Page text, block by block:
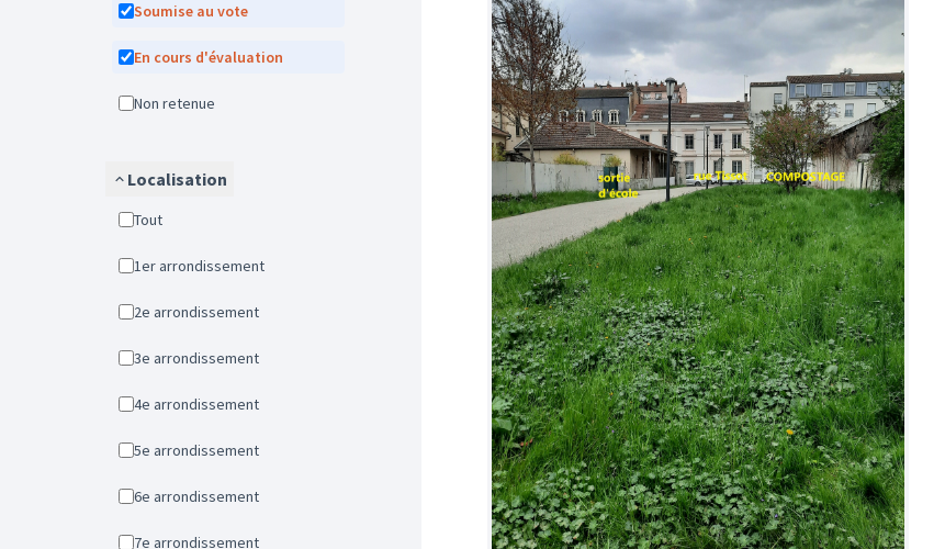
Soumise au vote
En cours d'évaluation
Non retenue
Localisation
Tout
1er arrondissement
2e arrondissement
3e arrondissement
4e arrondissement
5e arrondissement
6e arrondissement
7e arrondissement